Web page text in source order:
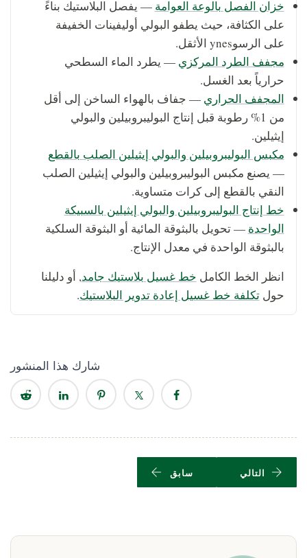
خزان الفصل بالوعة العوامة — يفصل البلاستيك بناءً
على الكثافة، حيث يطفو البولي أوليفينات الخفيفة
على الرسوynes الأثقل.
مجفف الطرد المركزي — يطرد الماء السطحي
حرارياً بعد الغسل.
المجفف الحراري — جفاف بالهواء الساخن إلى أقل
من 1% رطوبة قبل إنتاج البوليبروبيلين والبولي
إيثيلين.
مكبس البوليبروبيلين والبولي إيثيلين الصلب بالقطع
— يصنع مكبس البوليبروبيلين والبولي إيثيلين الصلب
النقي بالقطع إلى كرات متساوية.
خط إنتاج البوليبروبيلين والبولي إيثيلين بالسبيكة
الواحدة — تحويل بالبثوقة المائية أو البثوقة السلكية
بالبثوقة الواحدة في معدل الإنتاج.
انظر الخط الكامل خط غسيل بلاستيك جامد, أو دليلنا
حولتكلفة خط غسيل إعادة تدوير البلاستيك.
شارك هذا المنشور
سابق التالي